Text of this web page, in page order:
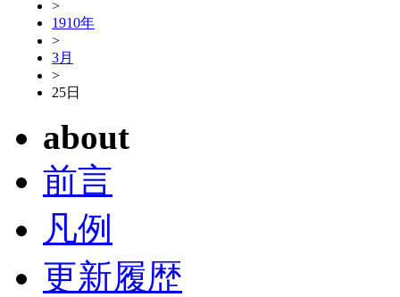
>
1910年
>
3月
>
25日
about
前言
凡例
更新履歴